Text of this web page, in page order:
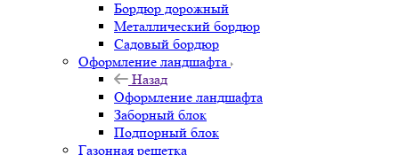
Бордюр дорожный
Металлический бордюр
Садовый бордюр
Оформление ландшафта
Назад
Оформление ландшафта
Заборный блок
Подпорный блок
Газонная решетка